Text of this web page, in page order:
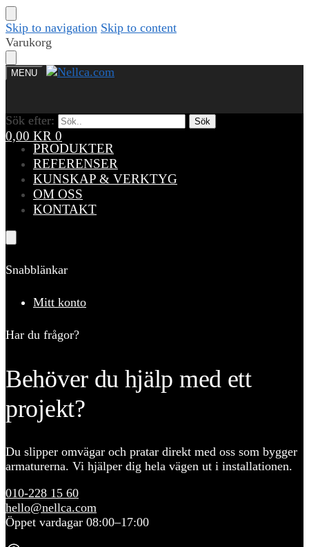
Skip to navigation Skip to content
Varukorg
MENU
Sök efter: Sök
0,00 KR 0
Sök efter: Sök
PRODUKTER
REFERENSER
KUNSKAP & VERKTYG
OM OSS
KONTAKT
Snabblänkar
Mitt konto
Har du frågor?
Behöver du hjälp med ett
projekt?
Du slipper omvägar och pratar direkt med oss som bygger
armaturerna. Vi hjälper dig hela vägen ut i installationen.
010-228 15 60
hello@nellca.com
Öppet vardagar 08:00–17:00